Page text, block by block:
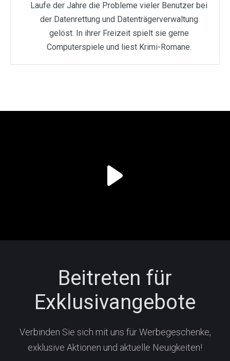
Laufe der Jahre die Probleme vieler Benutzer bei
der Datenrettung und Datenträgerverwaltung
gelöst. In ihrer Freizeit spielt sie gerne
Computerspiele und liest Krimi-Romane.
Beitreten für
Exklusivangebote
Verbinden Sie sich mit uns für Werbegeschenke,
exklusive Aktionen und aktuelle Neuigkeiten!